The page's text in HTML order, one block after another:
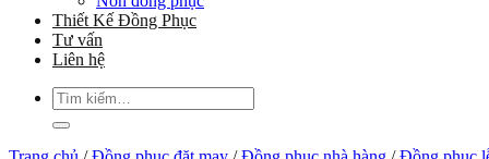
Thiết Kế Đồng Phục
Tư vấn
Liên hệ
Tìm
kiếm: